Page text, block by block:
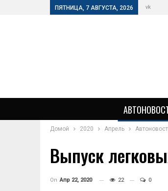
ПЯТНИЦА, 7 АВГУСТА, 2026 vk
Домой 2020 Апрель
Выпуск
On Апр 22, 2020 22 0